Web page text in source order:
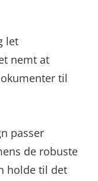
let
nemt at
til
passer
de robuste
holde til det